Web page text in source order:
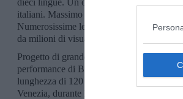
italiani. Massimo Faraò, di origine
Numerosissime le sue collaborazioni con
da milioni di visualizzazioni nel mondo.
Progetto di grande suggestione anche
performance di Body Art. Dipingerà con il
lunghezza di 120 metri, dedicate alla lotta
Venezia, durante la scorsa Biennale,